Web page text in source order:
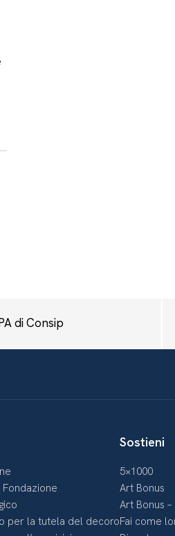
di Consip
per la tutela del decoro
Sostieni
5×1000
Art Bonus
Art Bonus
Fai come